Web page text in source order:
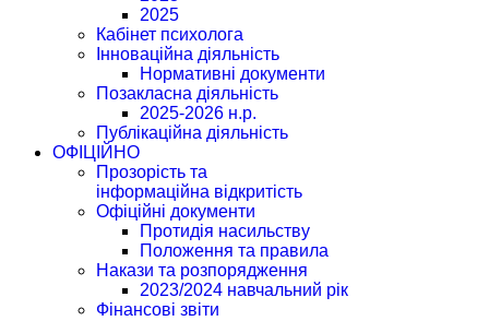
2025
Кабінет психолога
Інноваційна діяльність
Нормативні документи
Позакласна діяльність
2025-2026 н.р.
Публікаційна діяльність
ОФІЦІЙНО
Прозорість та
інформаційна відкритість
Офіційні документи
Протидія насильству
Положення та правила
Накази та розпорядження
2023/2024 навчальний рік
Фінансові звіти